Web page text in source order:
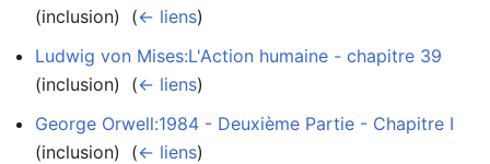
(inclusion) ‎ (← liens)
Ludwig von Mises:L'Action humaine - chapitre 39
(inclusion) ‎ (← liens)
George Orwell:1984 - Deuxième Partie - Chapitre I
(inclusion) ‎ (← liens)